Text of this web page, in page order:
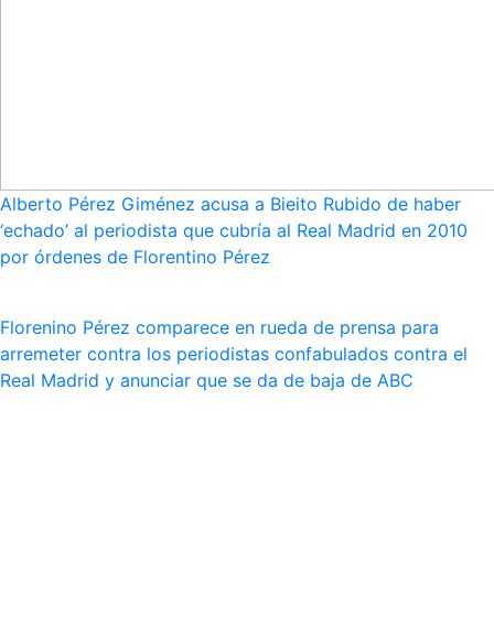
Alberto Pérez Giménez acusa a Bieito Rubido de haber
‘echado’ al periodista que cubría al Real Madrid en 2010
por órdenes de Florentino Pérez
Florenino Pérez comparece en rueda de prensa para
arremeter contra los periodistas confabulados contra el
Real Madrid y anunciar que se da de baja de ABC